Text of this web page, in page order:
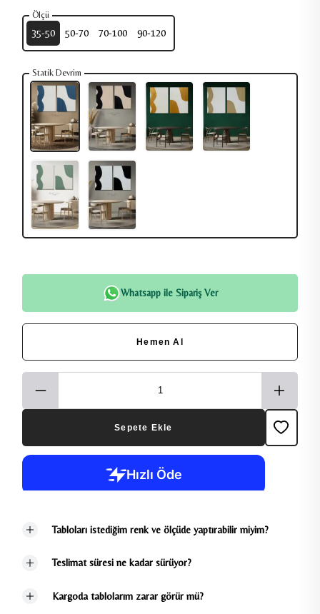
Ölçü
35-50 50-70 70-100 90-120
Statik Devrim
Whatsapp ile Sipariş Ver
Hemen Al
Sepete Ekle
Tabloları istediğim renk ve ölçüde yaptırabilir miyim?
Teslimat süresi ne kadar sürüyor?
Kargoda tablolarım zarar görür mü?